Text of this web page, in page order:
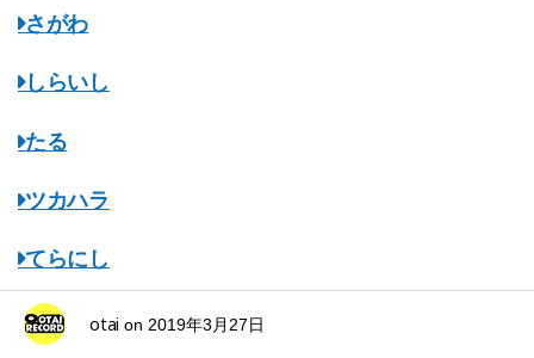
さがわ
しらいし
たる
ツカハラ
てらにし
ながはし
otai on 2019年3月27日